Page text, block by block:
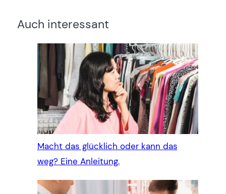
Auch interessant
Macht das glücklich oder kann das
weg? Eine Anleitung.